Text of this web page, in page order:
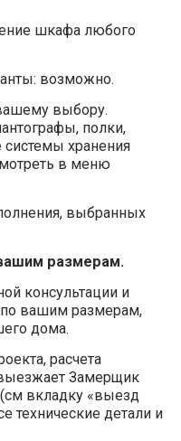
шкафа любого
возможно.
выбору.
полки,
хранения
в меню
выбранных
размерам.
консультации и
вашим размерам,
дома.
расчета
Замерщик
вкладку «выезд
технические детали и